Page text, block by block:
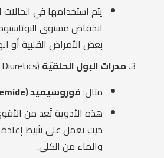
يتم استخدامها في
انخفاض مستوى
بعض الأمراض القلبية أو
مدرات البول الحلقيّة (Loop Diuretics)
مثال:فوروسيميد (Furosemide)
هذه الأدوية تُعد من
حيث تعمل على تثبيط
والماء من الكلى.